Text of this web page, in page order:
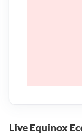
Live Equinox